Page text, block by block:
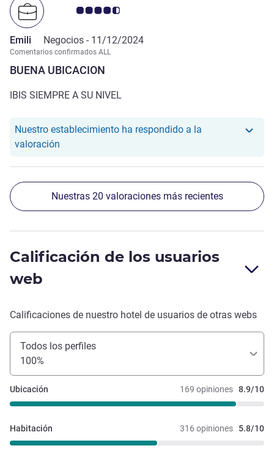
BUENA UBICACION
Nota de clientes de Avis 4.5/5
Emili Negocios - 11/12/2024
Comentarios confirmados ALL
IBIS SIEMPRE A SU NIVEL
Nuestro establecimiento ha respondido a la
valoración
Nuestras 20 valoraciones más recientes
Calificación de los usuarios
web
Calificaciones de nuestro hotel de usuarios de otras webs
Todos los perfiles
100%
169 opiniones 8.9/10
Ubicación
316 opiniones 5.8/10
Habitación